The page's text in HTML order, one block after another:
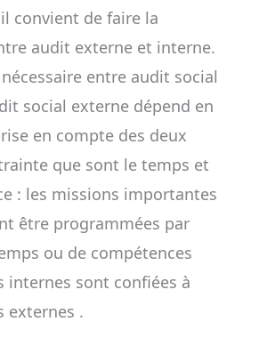
convient de faire la
audit externe et interne.
entre audit social
social externe dépend en
en compte des deux
que sont le temps et
: les missions importantes
être programmées par
ou de compétences
internes sont confiées à
externes .